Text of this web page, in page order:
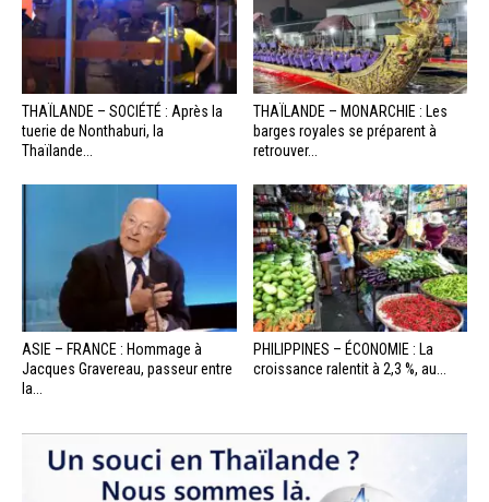
THAÏLANDE – SOCIÉTÉ : Après la
tuerie de Nonthaburi, la
Thaïlande...
THAÏLANDE – MONARCHIE : Les
barges royales se préparent à
retrouver...
ASIE – FRANCE : Hommage à
Jacques Gravereau, passeur entre
la...
PHILIPPINES – ÉCONOMIE : La
croissance ralentit à 2,3 %, au...